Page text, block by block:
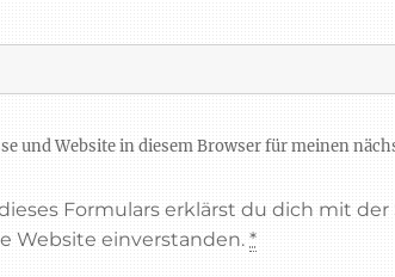
und Website in diesem Browser für meinen
Formulars erklärst du dich mit
Website einverstanden.*